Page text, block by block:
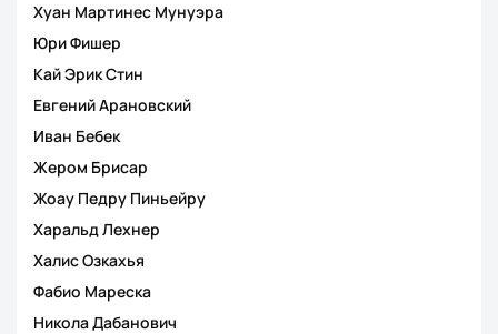
Хуан Мартинес Мунуэра
Юри Фишер
Кай Эрик Стин
Евгений Арановский
Иван Бебек
Жером Брисар
Жоау Педру Пиньейру
Харальд Лехнер
Халис Озкахья
Фабио Мареска
Никола Дабанович